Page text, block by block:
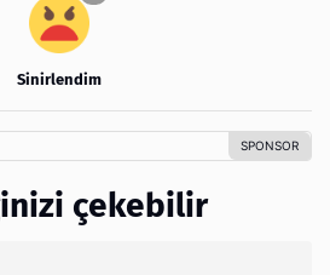
Sinirlendim
çekebilir